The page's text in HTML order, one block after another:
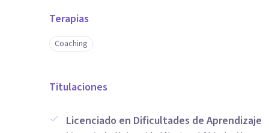
Terapias
Coaching
Titulaciones
Licenciado en Dificultades de Aprendizaje